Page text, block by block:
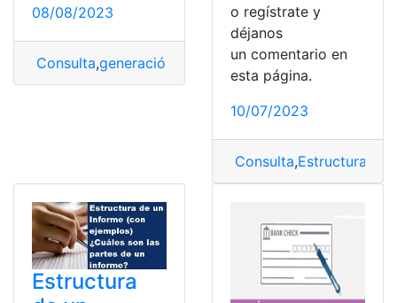
08/08/2023
Consulta,generación Renault Stepway,Sucesor
o regístrate y
déjanos
un comentario en
esta página.
10/07/2023
Consulta,Estructura
Estructura